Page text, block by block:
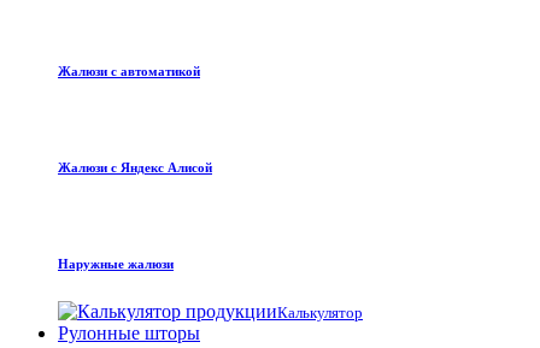
Жалюзи с автоматикой
Жалюзи с Яндекс Алисой
Наружные жалюзи
Калькулятор
Рулонные шторы